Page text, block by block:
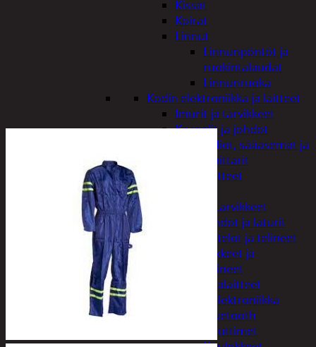
Kissat
Koirat
Linnut
Linnunpöntöt ja
ruokintalaudat
Linnunruoka
Kodin elektroniikka ja laitteet
Imurit ja tarvikkeet
Kaapelit ja johdot
Kelloradiot, sääasemat ja
lämpömittarit
Oheislaitteet
Puhelintarvikkeet
Johdot ja laturit
Kotelot ja telineet
Tv-tarvikkeet ja
seinätelineet
Varavirtalaitteet
Viihde-elektroniikka
Bluetooth
kaiuttimet